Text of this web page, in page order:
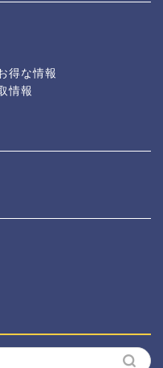
得な情報
情報